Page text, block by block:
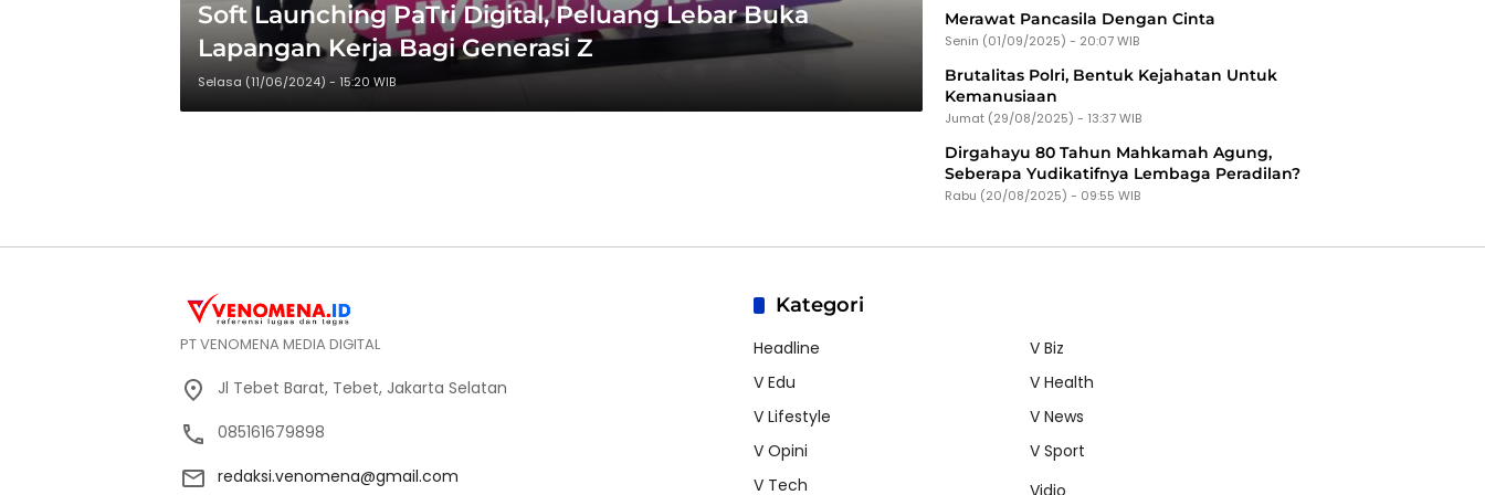
Soft Launching PaTri Digital, Peluang Lebar Buka
Lapangan Kerja Bagi Generasi Z
Selasa (11/06/2024) - 15:20 WIB
Merawat Pancasila Dengan Cinta
Senin (01/09/2025) - 20:07 WIB
Brutalitas Polri, Bentuk Kejahatan Untuk
Kemanusiaan
Jumat (29/08/2025) - 13:37 WIB
Dirgahayu 80 Tahun Mahkamah Agung,
Seberapa Yudikatifnya Lembaga Peradilan?
Rabu (20/08/2025) - 09:55 WIB
PT VENOMENA MEDIA DIGITAL
Jl Tebet Barat, Tebet, Jakarta Selatan
085161679898
redaksi.venomena@gmail.com
Kategori
Headline
V Biz
V Edu
V Health
V Lifestyle
V News
V Opini
V Sport
V Tech
Vidio